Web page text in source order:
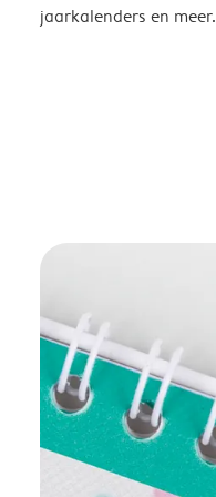
jaarkalenders en meer.